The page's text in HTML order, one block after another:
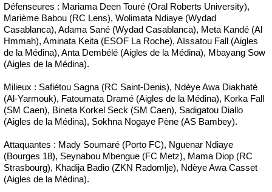
Défenseures : Mariama Deen Touré (Oral Roberts University),
Marième Babou (RC Lens), Wolimata Ndiaye (Wydad
Casablanca), Adama Sané (Wydad Casablanca), Meta Kandé (Al
Hmmah), Aminata Keita (ESOF La Roche), Aïssatou Fall (Aigles
de la Médina), Anta Dembélé (Aigles de la Médina), Mbayang Sow
(Aigles de la Médina).
Milieux : Safiétou Sagna (RC Saint-Denis), Ndèye Awa Diakhaté
(Al-Yarmouk), Fatoumata Dramé (Aigles de la Médina), Korka Fall
(SM Caen), Bineta Korkel Seck (SM Caen), Sadigatou Diallo
(Aigles de la Médina), Sokhna Nogaye Pène (AS Bambey).
Attaquantes : Mady Soumaré (Porto FC), Nguenar Ndiaye
(Bourges 18), Seynabou Mbengue (FC Metz), Mama Diop (RC
Strasbourg), Khadija Badio (ZKN Radomlje), Ndèye Awa Casset
(Aigles de la Médina).